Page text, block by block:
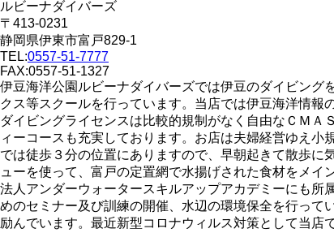
ルビーナダイバーズ
〒413-0231
静岡県伊東市富戸829-1
TEL:0557-51-7777
FAX:0557-51-1327
伊豆海洋公園ルビーナダイバーズでは伊豆のダイビング
クス等スクールを行っています。当店では伊豆海洋情
ダイビングライセンスは比較的規制がなく自由なＣＭ
ィーコースも充実しております。お店は夫婦経営ゆえ
では徒歩３分の位置にありますので、早朝起きて散歩
ューを使って、富戸の定置網で水揚げされた食材をメ
法人アンダーウォータースキルアップアカデミーにも所
めのセミナー及び訓練の開催、水辺の環境保全を行って
励んでいます。最近新型コロナウィルス対策として当店